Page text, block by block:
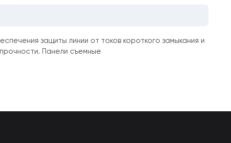
защиты линии от токов короткого замыкания и
Панели съемные